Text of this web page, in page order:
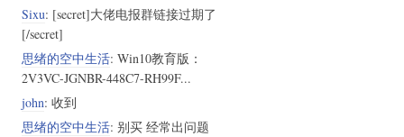
Sixu: [secret]大佬电报群链接过期了
[/secret]
思绪的空中生活: Win10教育版：
2V3VC-JGNBR-448C7-RH99F...
john: 收到
思绪的空中生活: 别买 经常出问题